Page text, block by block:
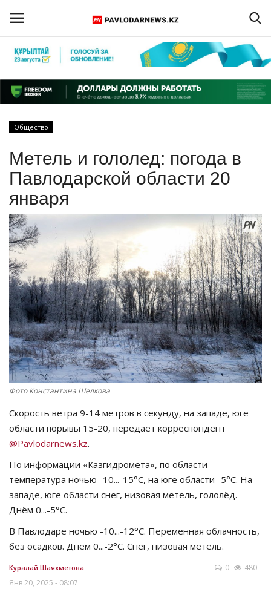
Регистрация
Главная
ПАВЛОДАРСКАЯ ОБЛАСТЬ
КАЗАХСТАН
МИР
СПЕЦПРОЕКТЫ
СПОРТ
Чек-лист
РАЗВЛЕЧЕНИЯ
OFFICIAL
Курултай
Язык
Қазақша Русский
Общество
Метель и гололед: погода в
Павлодарской области 20
января
Фото Константина Шелкова
Скорость ветра 9-14 метров в секунду, на западе, юге
области порывы 15-20, передает корреспондент
@Pavlodarnews.kz.
По информации «Казгидромета», по области
температура ночью -10...-15°C, на юге области -5°C. На
западе, юге области снег, низовая метель, гололёд.
Днём 0...-5°C.
В Павлодаре ночью -10...-12°C. Переменная облачность,
без осадков. Днём 0...-2°C. Снег, низовая метель.
Куралай Шаяхметова
Янв 20, 2025 - 08:07
0 480